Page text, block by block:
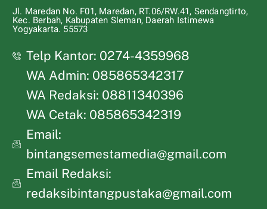
Jl. Maredan No. F01, Maredan, RT.06/RW.41, Sendangtirto,
Kec. Berbah, Kabupaten Sleman, Daerah Istimewa
Yogyakarta. 55573
Telp Kantor: 0274-4359968
WA Admin: 085865342317
WA Redaksi: 08811340396
WA Cetak: 085865342319
Email:
bintangsemestamedia@gmail.com
Email Redaksi:
redaksibintangpustaka@gmail.com